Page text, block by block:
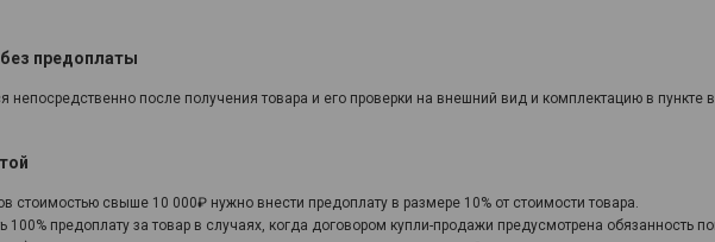
предоплаты
непосредственно после получения товара и его проверки на внешний вид и комплектацию в пункте
стоимостью свыше 10 000₽ нужно внести предоплату в размере 10% от стоимости товара.
100% предоплату за товар в случаях, когда договором купли-продажи предусмотрена обязанность